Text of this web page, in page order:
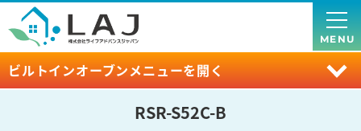
ビルトインオーブンメニューを開く
MENU
RSR-S52C-B